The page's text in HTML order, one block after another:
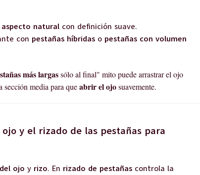
aspecto natural con definición suave.
con pestañas híbridas o pestañas con volumen
más largassólo al final" mito puede arrastrar el ojo
media para queabrir el ojosuavemente.
y el rizado de las pestañas para
ojo y rizo. En rizado de pestañas controla la